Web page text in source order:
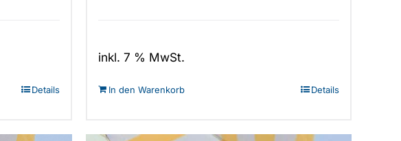
Details
inkl. 7 % MwSt.
In den Warenkorb Details